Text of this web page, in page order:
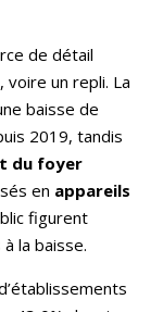
de détail
voire un repli. La
baisse de
2019, tandis
du foyer
en appareils
figurent
la baisse.